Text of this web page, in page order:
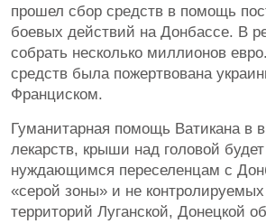
прошел сбор средств в помощь
боевых действий на Донбассе. В
собрать несколько миллионов
средств была пожертвована
Франциском.
Гуманитарная помощь Ватикана в
лекарств, крыши над головой
нуждающимся переселенцам с
«серой зоны» и не
территорий Луганской, Донецкой